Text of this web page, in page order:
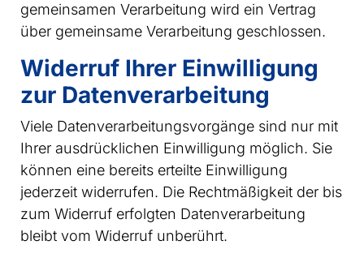
gemeinsamen Verarbeitung wird ein Vertrag
über gemeinsame Verarbeitung geschlossen.
Widerruf Ihrer Einwilligung
zur Datenverarbeitung
Viele Datenverarbeitungsvorgänge sind nur mit
Ihrer ausdrücklichen Einwilligung möglich. Sie
können eine bereits erteilte Einwilligung
jederzeit widerrufen. Die Rechtmäßigkeit der bis
zum Widerruf erfolgten Datenverarbeitung
bleibt vom Widerruf unberührt.